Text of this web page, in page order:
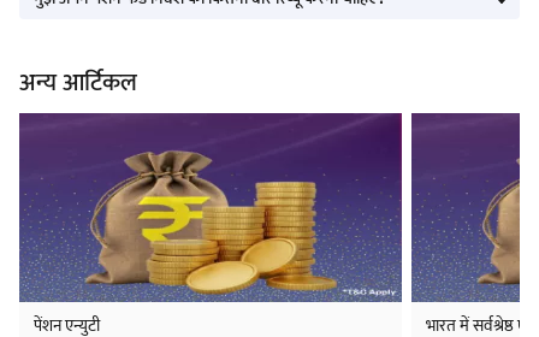
अन्य आर्टिकल
पेंशन एन्युटी
भारत में सर्वश्रेष्ठ